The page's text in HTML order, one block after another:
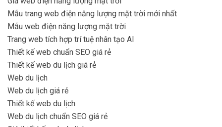
Mẫu trang web điện năng lượng mặt trời mới nhất
Mẫu web điện năng lượng mặt trời
Trang web tích hợp trí tuệ nhân tạo AI
Thiết kế web chuẩn SEO giá rẻ
Thiết kế web du lịch giá rẻ
Web du lịch
Web du lịch giá rẻ
Thiết kế web du lịch
Web du lịch chuẩn SEO giá rẻ